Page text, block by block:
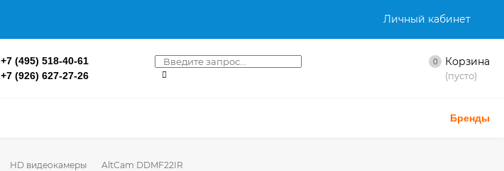
Личный кабинет
+7 (495) 518-40-61
+7 (926) 627-27-26
0 Корзина
(пусто)
Бренды
HD видеокамеры AltCam DDMF22IR